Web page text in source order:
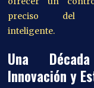
preciso del
inteligente.
Una
Innovación y